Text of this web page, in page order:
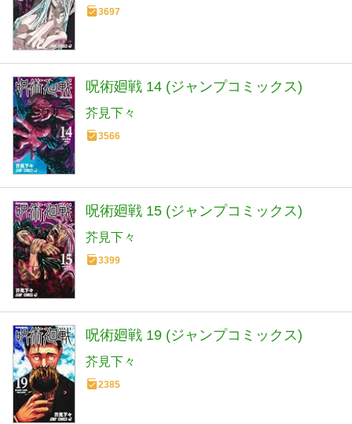
3697
呪術廻戦 14 (ジャンプコミックス)
芥見下々
3566
呪術廻戦 15 (ジャンプコミックス)
芥見下々
3399
呪術廻戦 19 (ジャンプコミックス)
芥見下々
2385